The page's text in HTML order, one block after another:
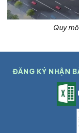
Quy
ĐĂNG KÝ NHẬN